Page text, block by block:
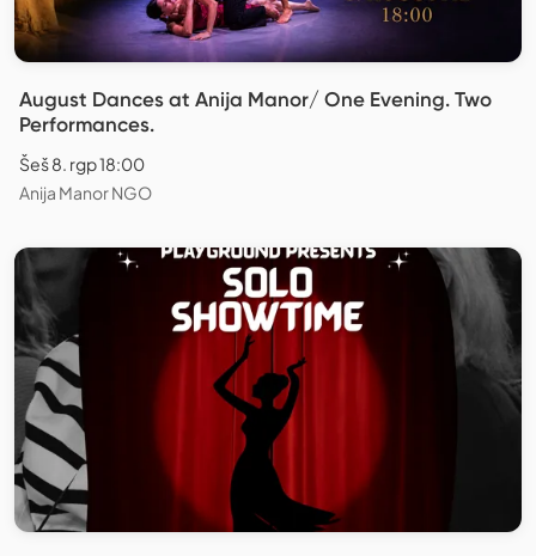
August Dances at Anija Manor/ One Evening. Two
Performances.
Šeš 8. rgp 18:00
Anija Manor NGO